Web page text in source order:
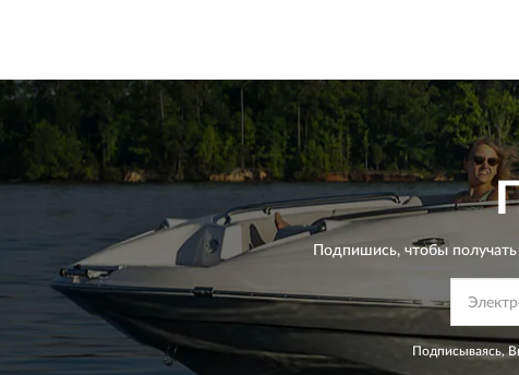
Подпишись, чтобы
Подписываясь,